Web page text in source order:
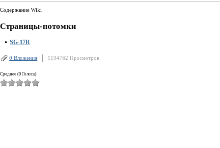
Содержание Wiki
Страницы-потомки
SG-17R
0 Вложения 1194762 Просмотров
Среднее (0 Голоса)